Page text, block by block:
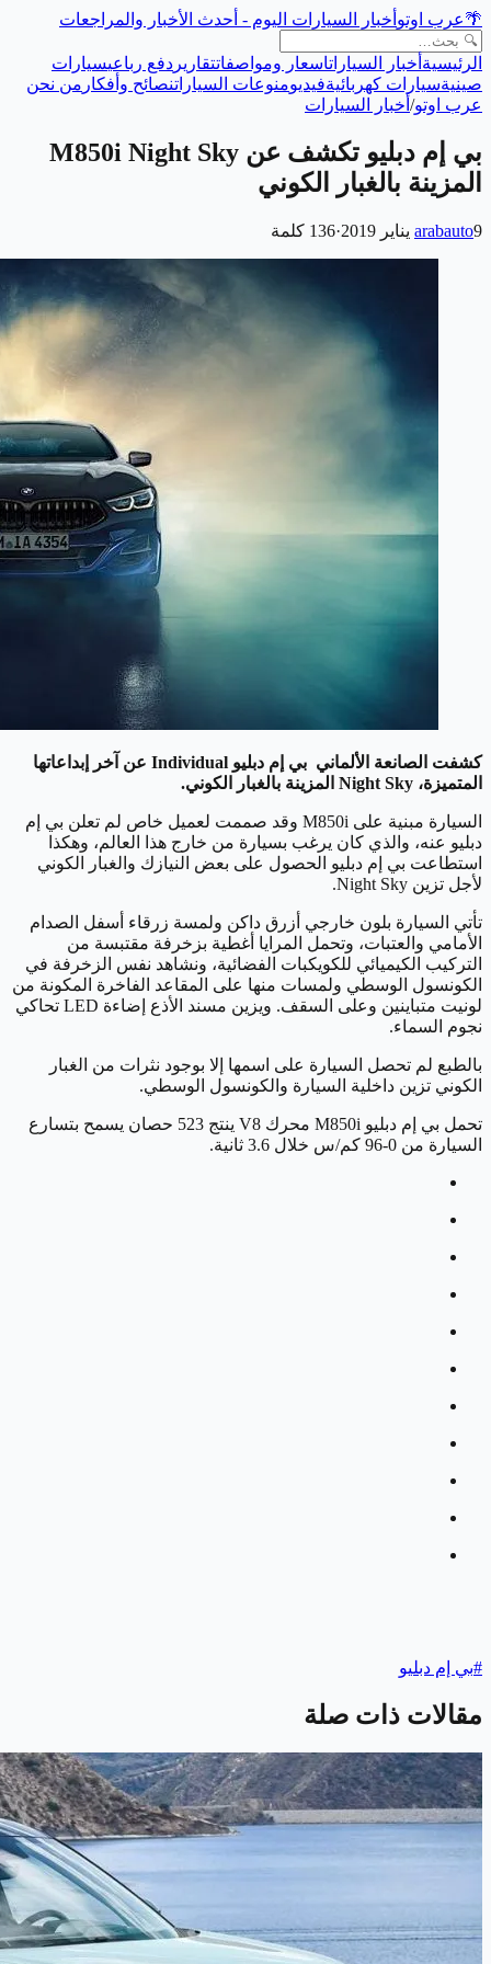
🌴عرب اوتو أخبار السيارات اليوم - أحدث الأخبار والمراجعات
الرئيسية أخبار السياراتاسعار ومواصفاتتقارير دفع رباعيسيارات
صينيةسيارات كهربائيةفيديومنوعات السياراتنصائح وأفكار من نحن
عرب اوتو/ أخبار السيارات
بي إم دبليو تكشف عن M850i Night Sky
المزينة بالغبار الكوني
arabauto9 يناير 2019 ·
136 كلمة
كشفت الصانعة الألماني بي إم دبليو Individual عن آخر إبداعاتها
المتميزة، Night Sky المزينة بالغبار الكوني.
السيارة مبنية على M850i وقد صممت لعميل خاص لم تعلن بي إم
دبليو عنه، والذي كان يرغب بسيارة من خارج هذا العالم، وهكذا
استطاعت بي إم دبليو الحصول على بعض النيازك والغبار الكوني
لأجل تزين Night Sky.
تأتي السيارة بلون خارجي أزرق داكن ولمسة زرقاء أسفل الصدام
الأمامي والعتبات، وتحمل المرايا أغطية بزخرفة مقتبسة من
التركيب الكيميائي للكويكبات الفضائية، ونشاهد نفس الزخرفة في
الكونسول الوسطي ولمسات منها على المقاعد الفاخرة المكونة من
لونيت متباينين وعلى السقف. ويزين مسند الأذع إضاءة LED تحاكي
نجوم السماء.
بالطبع لم تحصل السيارة على اسمها إلا بوجود نثرات من الغبار
الكوني تزين داخلية السيارة والكونسول الوسطي.
تحمل بي إم دبليو M850i محرك V8 ينتج 523 حصان يسمح بتسارع
السيارة من 0-96 كم/س خلال 3.6 ثانية.
#بي إم دبليو
مقالات ذات صلة